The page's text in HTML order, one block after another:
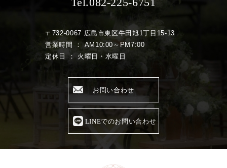
〒732-0067 広島市東区牛田旭1丁目15-13
営業時間 ： AM10:00～PM7:00
定休日 ： 火曜日・水曜日
お問い合わせ
LINEでのお問い合わせ